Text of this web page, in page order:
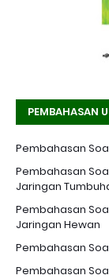
PEMBAHASAN
Pembahasan
Pembahasan
Jaringan
Pembahasan
Jaringan Hewan
Pembahasan
Pembahasan